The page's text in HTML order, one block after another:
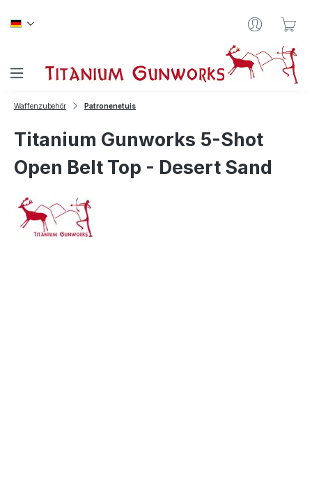
Waffenzubehör Patronenetuis
Titanium Gunworks 5-Shot
Open Belt Top - Desert Sand